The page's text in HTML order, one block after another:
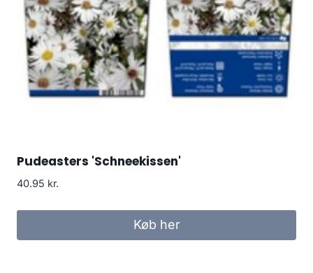
Pudeasters 'Schneekissen'
40.95 kr.
Køb her